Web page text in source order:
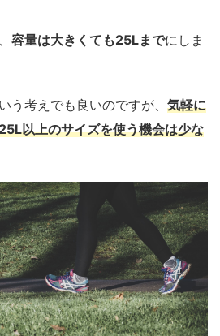
容量は大きくても25Lまでにしま
う考えでも良いのですが、 気軽に
以上のサイズを使う機会は少な